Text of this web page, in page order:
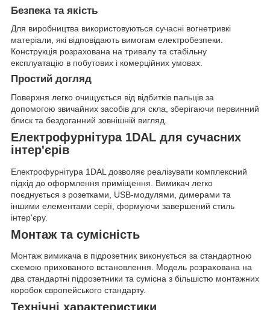
Безпека та якість
Для виробництва використовуються сучасні вогнетривкі
матеріали, які відповідають вимогам електробезпеки.
Конструкція розрахована на тривалу та стабільну
експлуатацію в побутових і комерційних умовах.
Простий догляд
Поверхня легко очищується від відбитків пальців за
допомогою звичайних засобів для скла, зберігаючи первинний
блиск та бездоганний зовнішній вигляд.
Електрофурнітура 1DAL для сучасних
інтер'єрів
Електрофурнітура 1DAL дозволяє реалізувати комплексний
підхід до оформлення приміщення. Вимикач легко
поєднується з розетками, USB-модулями, димерами та
іншими елементами серії, формуючи завершений стиль
інтер'єру.
Монтаж та сумісність
Монтаж вимикача в підрозетник виконується за стандартною
схемою прихованого встановлення. Модель розрахована на
два стандартні підрозетники та сумісна з більшістю монтажних
коробок європейського стандарту.
Технічні характеристики